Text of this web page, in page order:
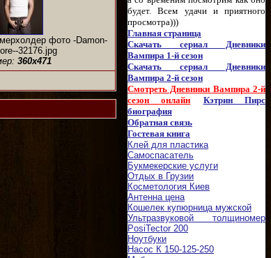
фото -Damon-
32176.jpg
360x471
будет. Всем удачи и приятного
просмотра)))
Главная страница
Скачать сериал Дневники
Вампира 1-й сезон
Скачать сериал Дневники
Вампира 2-й сезон
Смотреть Дневники Вампира 2-й
сезон онлайн
Кэтрин Пирс
биография
Обратная связь
Гостевая книга
Клей для пластика
Самоспасатель
Букмекерские услуги
Отдых в Грузии
Косметология Киев
Антенна цена
Кошелек купюрница мужской
Ультразвуковой толщиномер
PosiTector 200
Ноутбуки
Насос К 150-125-250